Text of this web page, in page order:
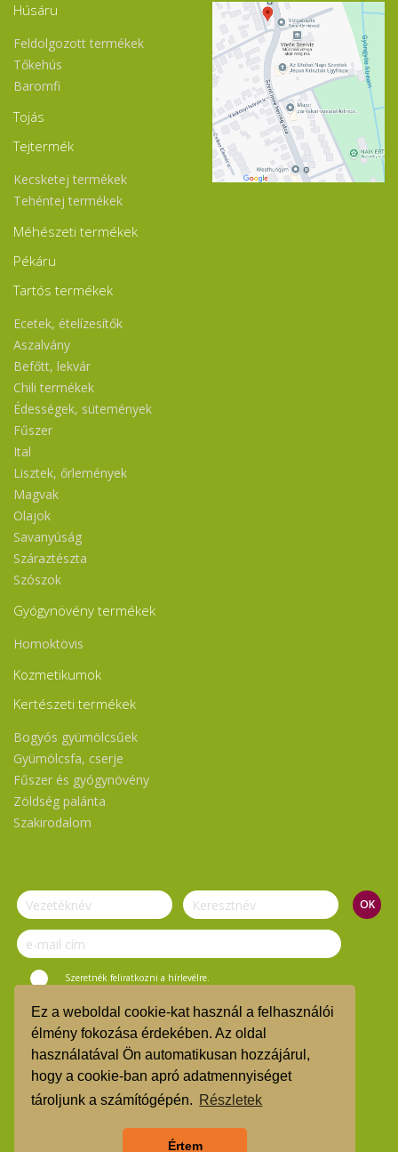
Ez a weboldal cookie-kat használ a felhasználói
élmény fokozása érdekében. Az oldal
használatával Ön automatikusan hozzájárul,
hogy a cookie-ban apró adatmennyiséget
tároljunk a számítógépén. Részletek
Értem
Húsáru
Feldolgozott termékek
Tőkehús
Baromfi
Tojás
Tejtermék
Kecsketej termékek
Tehéntej termékek
Méhészeti termékek
Pékáru
Tartós termékek
Ecetek, ételízesítők
Aszalvány
Befőtt, lekvár
Chili termékek
Édességek, sütemények
Fűszer
Ital
Lisztek, őrlemények
Magvak
Olajok
Savanyúság
Száraztészta
Szószok
Gyógynövény termékek
Homoktövis
Kozmetikumok
Kertészeti termékek
Bogyós gyümölcsűek
Gyümölcsfa, cserje
Fűszer és gyógynövény
Zöldség palánta
Szakirodalom
Szeretnék feliratkozni a hírlevélre.
© Vasi Zöld Kosár 2019.
ÁSZF
TMR
Árgarancia